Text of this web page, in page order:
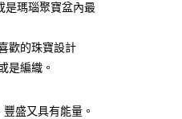
是瑪瑙聚寶盆內最
歡的珠寶設計
是編織。
盛又具有能量。